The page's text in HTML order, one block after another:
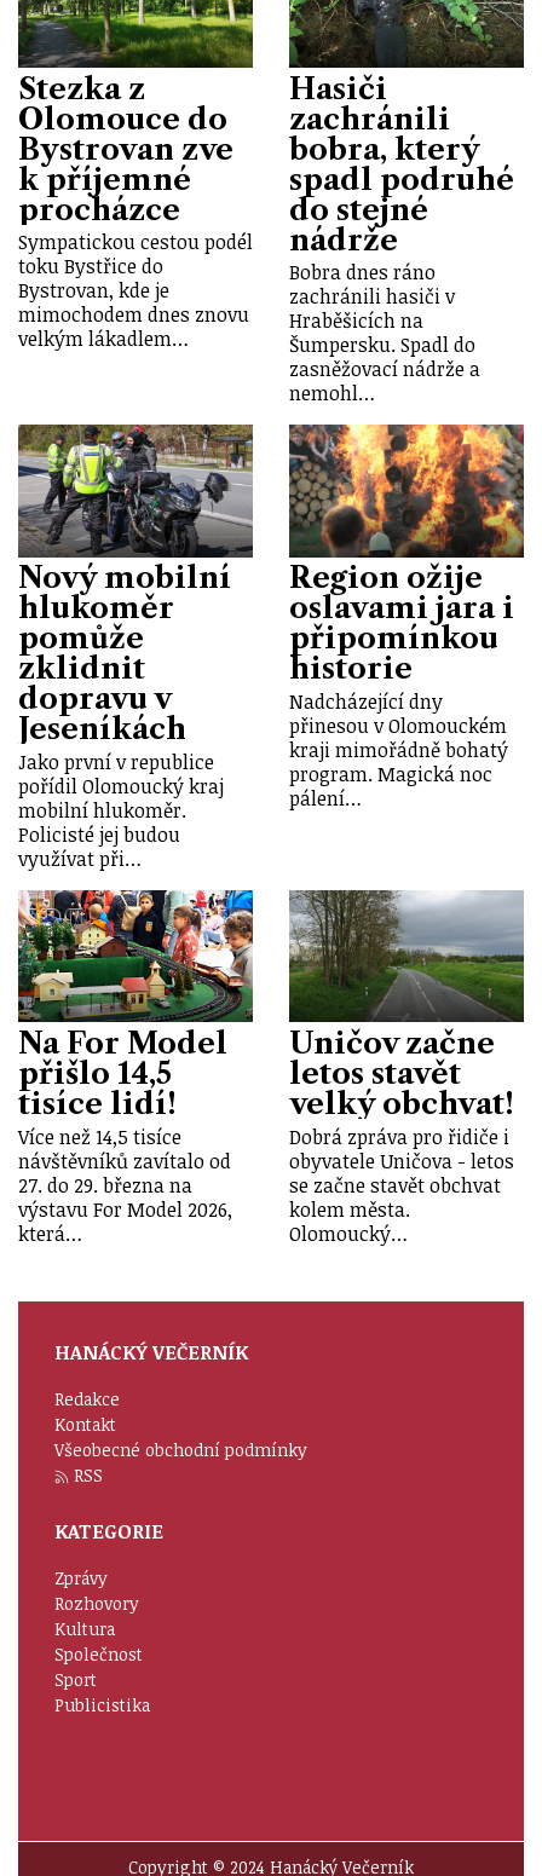
Stezka z
Olomouce do
Bystrovan zve
k příjemné
procházce
Sympatickou cestou podél
toku Bystřice do
Bystrovan, kde je
mimochodem dnes znovu
velkým lákadlem…
Hasiči
zachránili
bobra, který
spadl podruhé
do stejné
nádrže
Bobra dnes ráno
zachránili hasiči v
Hraběšicích na
Šumpersku. Spadl do
zasněžovací nádrže a
nemohl…
Nový mobilní
hlukoměr
pomůže
zklidnit
dopravu v
Jeseníkách
Jako první v republice
pořídil Olomoucký kraj
mobilní hlukoměr.
Policisté jej budou
využívat při…
Region ožije
oslavami jara i
připomínkou
historie
Nadcházející dny
přinesou v Olomouckém
kraji mimořádně bohatý
program. Magická noc
pálení…
Na For Model
přišlo 14,5
tisíce lidí!
Více než 14,5 tisíce
návštěvníků zavítalo od
27. do 29. března na
výstavu For Model 2026,
která…
Uničov začne
letos stavět
velký obchvat!
Dobrá zpráva pro řidiče i
obyvatele Uničova - letos
se začne stavět obchvat
kolem města.
Olomoucký…
HANÁCKÝ VEČERNÍK
Redakce
Kontakt
Všeobecné obchodní podmínky
RSS
KATEGORIE
Zprávy
Rozhovory
Kultura
Společnost
Sport
Publicistika
Copyright © 2024 Hanácký Večerník